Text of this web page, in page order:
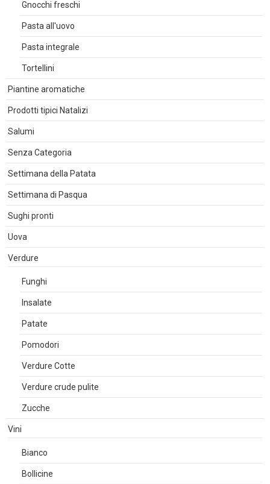
Gnocchi freschi
Pasta all'uovo
Pasta integrale
Tortellini
Piantine aromatiche
Prodotti tipici Natalizi
Salumi
Senza Categoria
Settimana della Patata
Settimana di Pasqua
Sughi pronti
Uova
Verdure
Funghi
Insalate
Patate
Pomodori
Verdure Cotte
Verdure crude pulite
Zucche
Vini
Bianco
Bollicine